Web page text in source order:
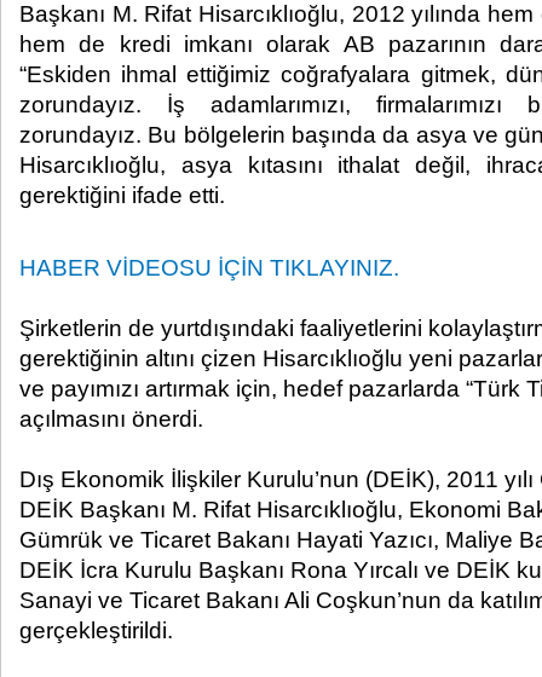
Başkanı M. Rifat Hisarcıklıoğlu, 2012 yılında
hem de kredi imkanı olarak AB pazarının
“Eskiden ihmal ettiğimiz coğrafyalara gitmek,
zorundayız. İş adamlarımızı,
zorundayız. Bu bölgelerin başında da asya ve
Hisarcıklıoğlu, asya kıtasını ithalat değil,
gerektiğini ifade etti.​ ​
HABER VİDEOSU İÇİN TIKLAYINIZ.
Şirketlerin de yurtdışındaki faaliyetlerini
gerektiğinin altını çizen Hisarcıklıoğlu yeni
ve payımızı artırmak için, hedef pazarlarda “Türk
açılmasını önerdi.
Dış Ekonomik İlişkiler Kurulu’nun (DEİK), 2011
DEİK Başkanı M. Rifat Hisarcıklıoğlu, Ekonomi
Gümrük ve Ticaret Bakanı Hayati Yazıcı, Maliye
DEİK İcra Kurulu Başkanı Rona Yırcalı ve DEİK
Sanayi ve Ticaret Bakanı Ali Coşkun’nun da
gerçekleştirildi.